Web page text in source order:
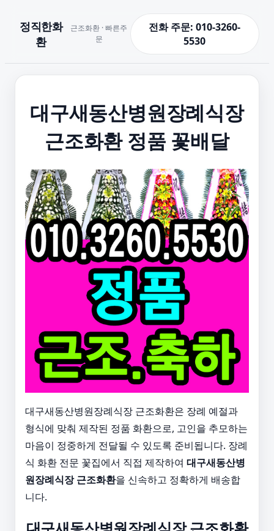
정직한화
환
근조화환 · 빠른주
문
전화 주문: 010-3260-
5530
대구새동산병원장례식장
근조화환 정품 꽃배달
대구새동산병원장례식장 근조화환은 장례 예절과
형식에 맞춰 제작된 정품 화환으로, 고인을 추모하는
마음이 정중하게 전달될 수 있도록 준비됩니다. 장례
식 화환 전문 꽃집에서 직접 제작하여 대구새동산병
원장례식장 근조화환을 신속하고 정확하게 배송합
니다.